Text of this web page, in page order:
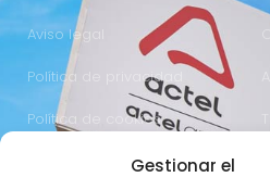
Gestionar el
Aviso legal
Política de privacidad
Política de cookies
973 700 800